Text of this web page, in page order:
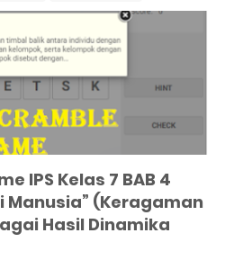
IPS Kelas 7 BAB 4
Manusia” (Keragaman
Hasil Dinamika